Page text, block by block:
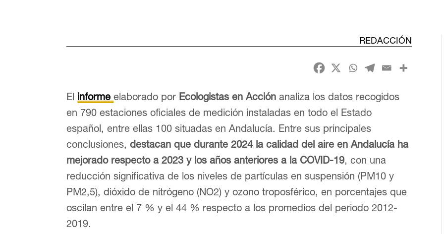
REDACCIÓN
El informeelaborado por Ecologistas en Acción analiza los datos recogidos
en 790 estaciones oficiales de medición instaladas en todo el Estado
español, entre ellas 100 situadas en Andalucía. Entre sus principales
conclusiones,destacan que durante 2024 la calidad del aire en Andalucía ha
mejorado respecto a 2023 y los años anteriores a la COVID-19, con una
reducción significativa de los niveles de partículas en suspensión (PM10 y
PM2,5), dióxido de nitrógeno (NO2) y ozono troposférico, en porcentajes que
oscilan entre el 7 % y el 44 % respecto a los promedios del periodo 2012-
2019.